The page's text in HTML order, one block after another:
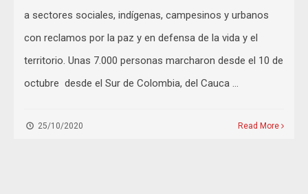
a sectores sociales, indígenas, campesinos y urbanos
con reclamos por la paz y en defensa de la vida y el
territorio. Unas 7.000 personas marcharon desde el 10 de
octubre desde el Sur de Colombia, del Cauca …
25/10/2020 Read More